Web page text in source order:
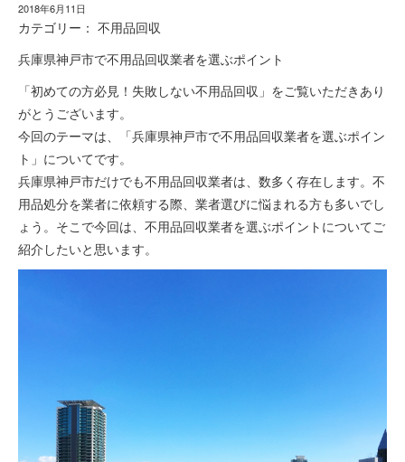
2018年6月11日
カテゴリー：不用品回収
兵庫県神戸市で不用品回収業者を選ぶポイント
「初めての方必見！失敗しない不用品回収」をご覧いただきあり
がとうございます。
今回のテーマは、「兵庫県神戸市で不用品回収業者を選ぶポイン
ト」についてです。
兵庫県神戸市だけでも不用品回収業者は、数多く存在します。不
用品処分を業者に依頼する際、業者選びに悩まれる方も多いでし
ょう。そこで今回は、不用品回収業者を選ぶポイントについてご
紹介したいと思います。